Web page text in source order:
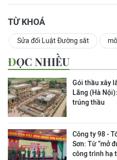
TỪ KHOÁ
Sửa đổi Luật Đường sắt
ĐỌC NHIỀU
Gói thầu xây
Lãng (Hà
trúng thầu
Công ty 98 -
Sơn: Từ “mở
công trình hạ